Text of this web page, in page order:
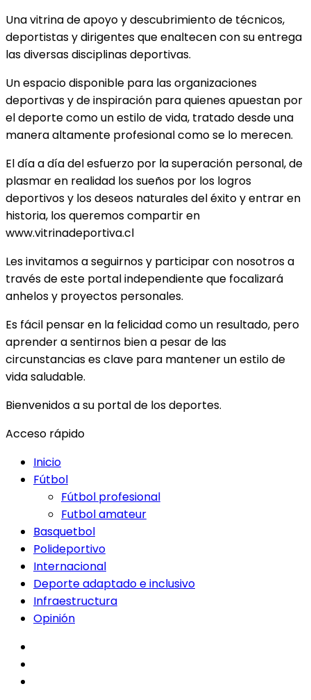
Una vitrina de apoyo y descubrimiento de técnicos,
deportistas y dirigentes que enaltecen con su entrega
las diversas disciplinas deportivas.
Un espacio disponible para las organizaciones
deportivas y de inspiración para quienes apuestan por
el deporte como un estilo de vida, tratado desde una
manera altamente profesional como se lo merecen.
El día a día del esfuerzo por la superación personal, de
plasmar en realidad los sueños por los logros
deportivos y los deseos naturales del éxito y entrar en
historia, los queremos compartir en
www.vitrinadeportiva.cl
Les invitamos a seguirnos y participar con nosotros a
través de este portal independiente que focalizará
anhelos y proyectos personales.
Es fácil pensar en la felicidad como un resultado, pero
aprender a sentirnos bien a pesar de las
circunstancias es clave para mantener un estilo de
vida saludable.
Bienvenidos a su portal de los deportes.
Acceso rápido
Inicio
Fútbol
Fútbol profesional
Futbol amateur
Basquetbol
Polideportivo
Internacional
Deporte adaptado e inclusivo
Infraestructura
Opinión